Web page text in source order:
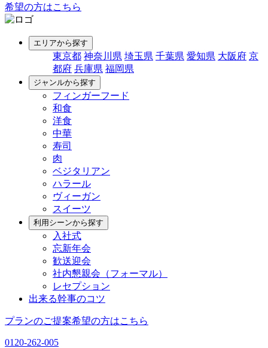
希望の方はこちら
エリアから探す
東京都 神奈川県 埼玉県 千葉県 愛知県 大阪府 京
都府 兵庫県 福岡県
ジャンルから探す
フィンガーフード
和食
洋食
中華
寿司
肉
ベジタリアン
ハラール
ヴィーガン
スイーツ
利用シーンから探す
入社式
忘新年会
歓送迎会
社内懇親会（フォーマル）
レセプション
出来る幹事のコツ
プランのご提案希望の方はこちら
0120-262-005